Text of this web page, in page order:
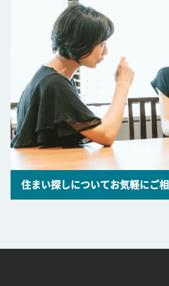
住まい探しについてお気軽にご相